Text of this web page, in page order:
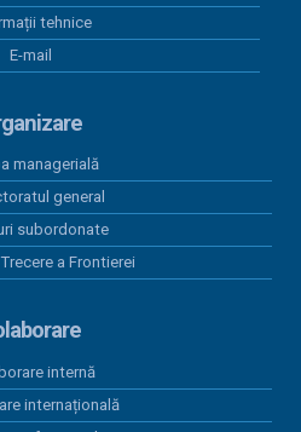
asigurări auto RCA
asigurări auto RCA
13 plus anexa
tehnice
E-mail
managerială
general
subordonate
a Frontierei
internă
internațională